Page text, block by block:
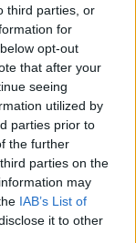
third parties, or
for
opt-out
that after your
seeing
utilized by
parties prior to
the further
parties on the
may
IAB’s List of
it to other
di Arezzo.
dove fare
carburanti rilevati al
sviluppo